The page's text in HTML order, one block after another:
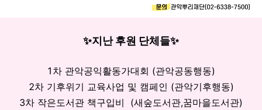
✨지난 후원 단체들✨
1차 관악공익활동가대회 (관악공동행동)
2차 기후위기 교육사업 및 캠페인 (관악기후행동)
3차 작은도서관 책구입비 (새숲도서관,꿈마을도서관)